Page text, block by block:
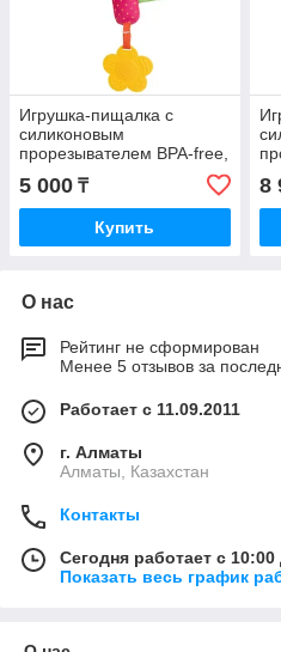
Игрушка-пищалка с
силиконовым
прорезывателем BPA-free,
Зебра Fancy Baby
5 000 ₸
Купить
8
О нас
Рейтинг не сформирован
Менее 5 отзывов за
Работает с 11.09.2011
г. Алматы
Алматы, Казахстан
Контакты
Сегодня работает с 10:00
Показать весь график